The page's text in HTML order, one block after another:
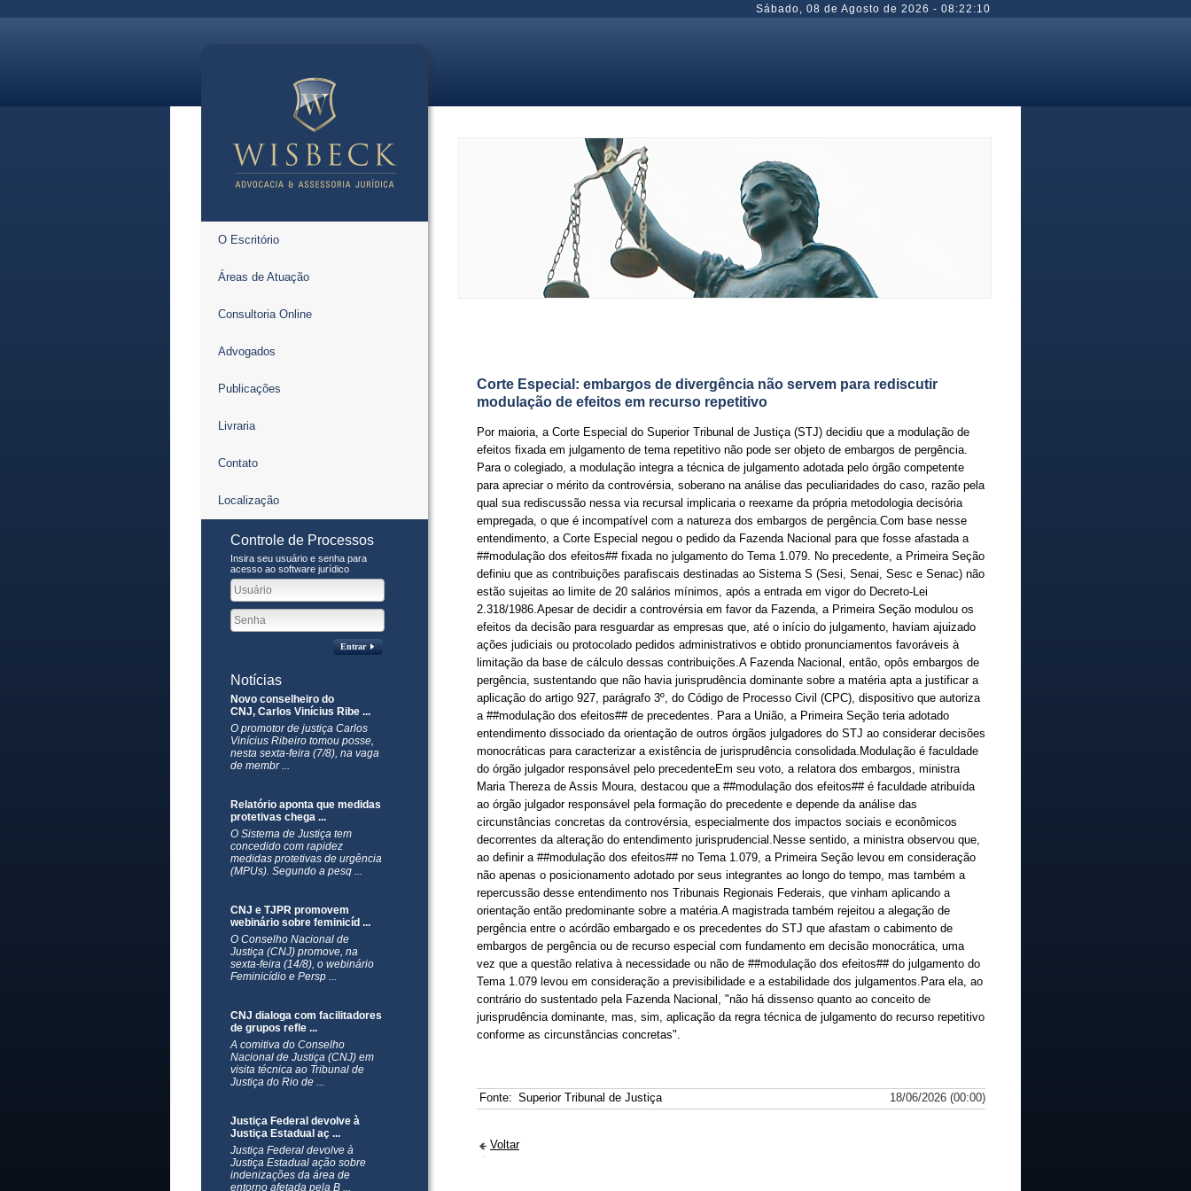
Sábado, 08 de Agosto de 2026 - 08:22:10
O Escritório
Áreas de Atuação
Consultoria Online
Advogados
Publicações
Livraria
Contato
Localização
Controle de Processos
Insira seu usuário e senha para
acesso ao software jurídico
Entrar
Notícias
Novo conselheiro do
CNJ, Carlos Vinícius Ribe ...
O promotor de justiça Carlos
Vinícius Ribeiro tomou posse,
nesta sexta-feira (7/8), na vaga
de membr ...
Relatório aponta que medidas
protetivas chega ...
O Sistema de Justiça tem
concedido com rapidez
medidas protetivas de urgência
(MPUs). Segundo a pesq ...
CNJ e TJPR promovem
webinário sobre feminicíd ...
O Conselho Nacional de
Justiça (CNJ) promove, na
sexta-feira (14/8), o webinário
Feminicídio e Persp ...
CNJ dialoga com facilitadores
de grupos refle ...
A comitiva do Conselho
Nacional de Justiça (CNJ) em
visita técnica ao Tribunal de
Justiça do Rio de ...
Justiça Federal devolve à
Justiça Estadual aç ...
Justiça Federal devolve à
Justiça Estadual ação sobre
indenizações da área de
entorno afetada pela B ...
Corte Especial: embargos de divergência não servem para rediscutir
modulação de efeitos em recurso repetitivo
​Por maioria, a Corte Especial do Superior Tribunal de Justiça (STJ) decidiu que a modulação de
efeitos fixada em julgamento de tema repetitivo não pode ser objeto de embargos de pergência.
Para o colegiado, a modulação integra a técnica de julgamento adotada pelo órgão competente
para apreciar o mérito da controvérsia, soberano na análise das peculiaridades do caso, razão pela
qual sua rediscussão nessa via recursal implicaria o reexame da própria metodologia decisória
empregada, o que é incompatível com a natureza dos embargos de pergência.Com base nesse
entendimento, a Corte Especial negou o pedido da Fazenda Nacional para que fosse afastada a
##modulação dos efeitos## fixada no julgamento do Tema 1.079. No precedente, a Primeira Seção
definiu que as contribuições parafiscais destinadas ao Sistema S (Sesi, Senai, Sesc e Senac) não
estão sujeitas ao limite de 20 salários mínimos, após a entrada em vigor do Decreto-Lei
2.318/1986.Apesar de decidir a controvérsia em favor da Fazenda, a Primeira Seção modulou os
efeitos da decisão para resguardar as empresas que, até o início do julgamento, haviam ajuizado
ações judiciais ou protocolado pedidos administrativos e obtido pronunciamentos favoráveis à
limitação da base de cálculo dessas contribuições.A Fazenda Nacional, então, opôs embargos de
pergência, sustentando que não havia jurisprudência dominante sobre a matéria apta a justificar a
aplicação do artigo 927, parágrafo 3º, do Código de Processo Civil (CPC), dispositivo que autoriza
a ##modulação dos efeitos## de precedentes. Para a União, a Primeira Seção teria adotado
entendimento dissociado da orientação de outros órgãos julgadores do STJ ao considerar decisões
monocráticas para caracterizar a existência de jurisprudência consolidada.Modulação é faculdade
do órgão julgador responsável pelo precedenteEm seu voto, a relatora dos embargos, ministra
Maria Thereza de Assis Moura, destacou que a ##modulação dos efeitos## é faculdade atribuída
ao órgão julgador responsável pela formação do precedente e depende da análise das
circunstâncias concretas da controvérsia, especialmente dos impactos sociais e econômicos
decorrentes da alteração do entendimento jurisprudencial.Nesse sentido, a ministra observou que,
ao definir a ##modulação dos efeitos## no Tema 1.079, a Primeira Seção levou em consideração
não apenas o posicionamento adotado por seus integrantes ao longo do tempo, mas também a
repercussão desse entendimento nos Tribunais Regionais Federais, que vinham aplicando a
orientação então predominante sobre a matéria.A magistrada também rejeitou a alegação de
pergência entre o acórdão embargado e os precedentes do STJ que afastam o cabimento de
embargos de pergência ou de recurso especial com fundamento em decisão monocrática, uma
vez que a questão relativa à necessidade ou não de ##modulação dos efeitos## do julgamento do
Tema 1.079 levou em consideração a previsibilidade e a estabilidade dos julgamentos.Para ela, ao
contrário do sustentado pela Fazenda Nacional, "não há dissenso quanto ao conceito de
jurisprudência dominante, mas, sim, aplicação da regra técnica de julgamento do recurso repetitivo
conforme as circunstâncias concretas".
Fonte: Superior Tribunal de Justiça 18/06/2026 (00:00)
Voltar